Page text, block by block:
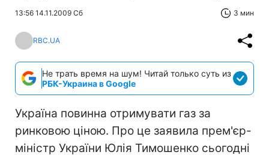
13:56 14.11.2009 Сб 3 мин
RBC.UA
Не трать время на шум! Читай только суть из
РБК-Украина в Google
Україна повинна отримувати газ за
ринковою ціною. Про це заявила прем'єр-
міністр України Юлія Тимошенко сьогодні